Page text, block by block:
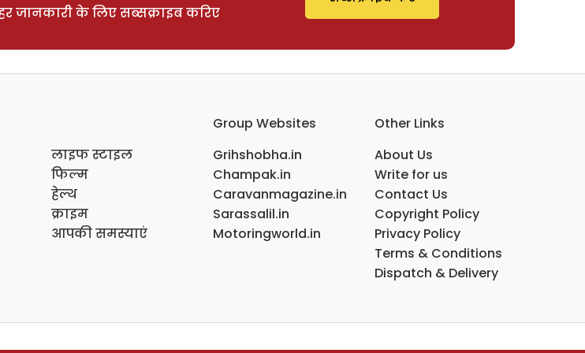
जानकारी के लिए सब्सक्राइब करिए
लाइफ स्टाइल
फिल्म
हेल्थ
क्राइम
आपकी समस्याएं
Group Websites
Grihshobha.in
Champak.in
Caravanmagazine.in
Sarassalil.in
Motoringworld.in
Other Links
About Us
Write for us
Contact Us
Copyright Policy
Privacy Policy
Terms & Conditions
Dispatch & Delivery